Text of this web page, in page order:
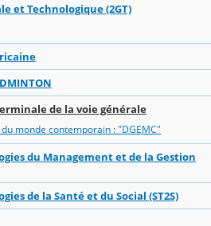
et Technologique (2GT)
de la voie générale
monde contemporain : "DGEMC"
du Management et de la Gestion
de la Santé et du Social (ST2S)